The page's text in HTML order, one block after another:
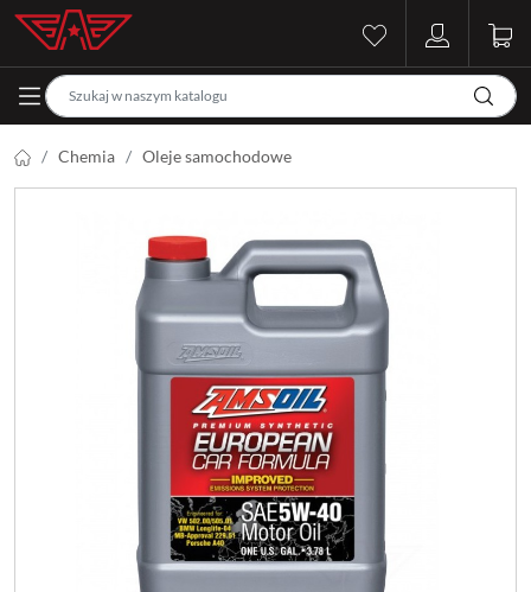
Chemia Oleje samochodowe